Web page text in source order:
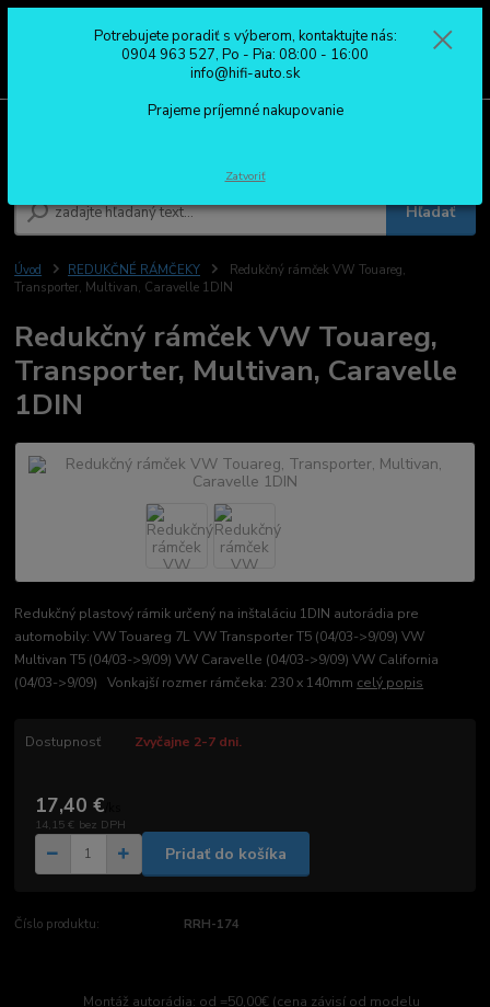
Hľadať
0904 963 527
Po - Pia: 08:00 - 16:00
Úvod REDUKČNÉ RÁMČEKY
Redukčný rámček VW Touareg,
Transporter, Multivan, Caravelle 1DIN
Redukčný rámček VW Touareg,
Transporter, Multivan, Caravelle
1DIN
Redukčný plastový rámik určený na inštaláciu 1DIN autorádia pre
automobily: VW Touareg 7L VW Transporter T5 (04/03->9/09) VW
Multivan T5 (04/03->9/09) VW Caravelle (04/03->9/09) VW California
(04/03->9/09) Vonkajší rozmer rámčeka: 230 x 140mm celý popis
Dostupnosť Zvyčajne 2-7 dni.
17,40 €
14,15 € bez DPH
Pridať do košíka
Číslo produktu: RRH-174
Montáž autorádia: od =50,00€ (cena závisí od modelu
Potrebujete poradiť s výberom, kontaktujte nás:
0904 963 527, Po - Pia: 08:00 - 16:00
info@hifi-auto.sk
Prajeme príjemné nakupovanie
Zatvoriť